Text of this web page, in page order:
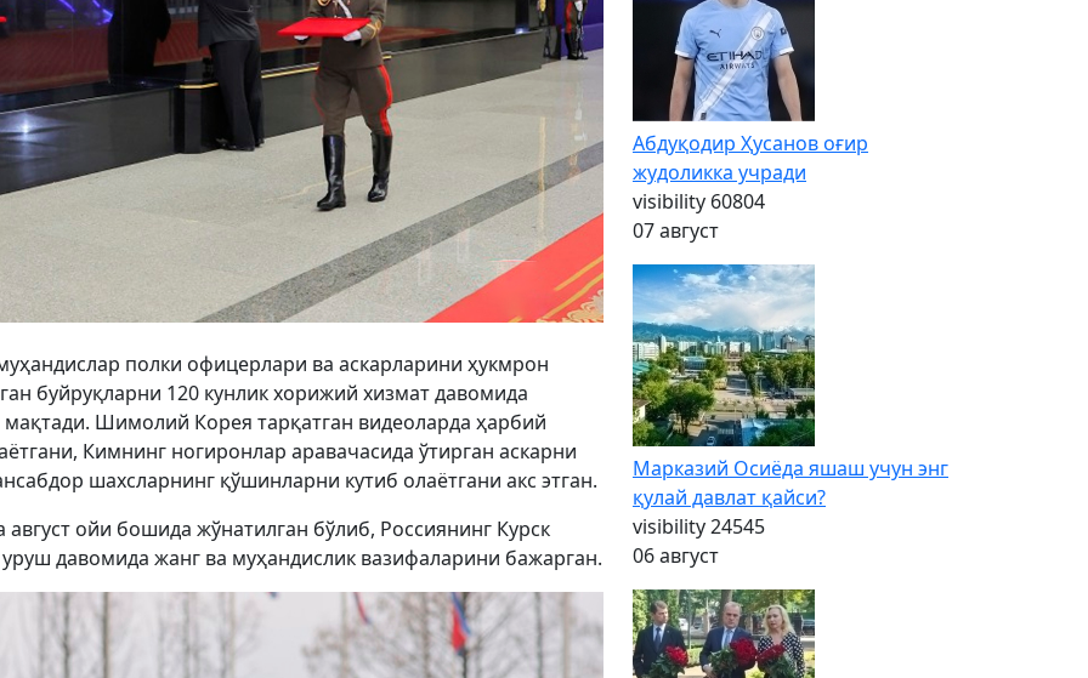
полки офицерлари ва аскарларини ҳукмрон
буйруқларни 120 кунлик хорижий хизмат давомида
Шимолий Корея тарқатган видеоларда ҳарбий
Кимнинг ногиронлар аравачасида ўтирган аскарни
шахсларнинг қўшинларни кутиб олаётгани акс этган.
ойи бошида жўнатилган бўлиб, Россиянинг Курск
давомида жанг ва муҳандислик вазифаларини бажарган.
Абдуқодир Ҳусанов оғир
жудоликка учради
visibility 60804
07 август
Марказий Осиёда яшаш учун энг
қулай давлат қайси?
visibility24545
06 август